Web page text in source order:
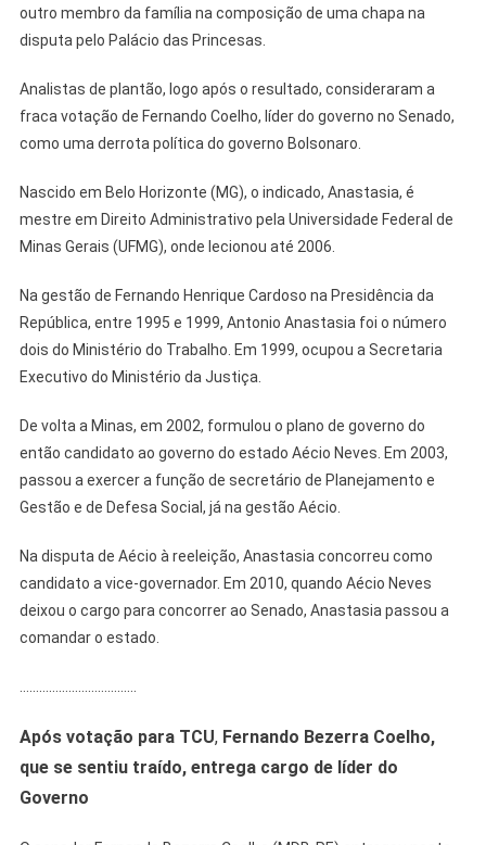
outro membro da família na composição de uma chapa na
disputa pelo Palácio das Princesas.
Analistas de plantão, logo após o resultado, consideraram a
fraca votação de Fernando Coelho, líder do governo no Senado,
como uma derrota política do governo Bolsonaro.
Nascido em Belo Horizonte (MG), o indicado, Anastasia, é
mestre em Direito Administrativo pela Universidade Federal de
Minas Gerais (UFMG), onde lecionou até 2006.
Na gestão de Fernando Henrique Cardoso na Presidência da
República, entre 1995 e 1999, Antonio Anastasia foi o número
dois do Ministério do Trabalho. Em 1999, ocupou a Secretaria
Executivo do Ministério da Justiça.
De volta a Minas, em 2002, formulou o plano de governo do
então candidato ao governo do estado Aécio Neves. Em 2003,
passou a exercer a função de secretário de Planejamento e
Gestão e de Defesa Social, já na gestão Aécio.
Na disputa de Aécio à reeleição, Anastasia concorreu como
candidato a vice-governador. Em 2010, quando Aécio Neves
deixou o cargo para concorrer ao Senado, Anastasia passou a
comandar o estado.
………………………………
Após votação para TCU, Fernando Bezerra Coelho,
que se sentiu traído, entrega cargo de líder do
Governo